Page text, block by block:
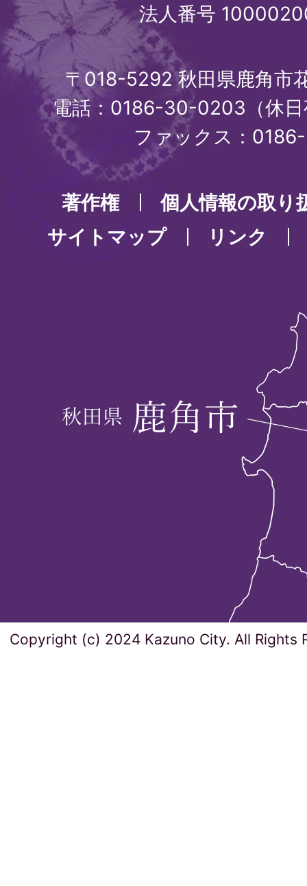
法人番号
〒018-5292 秋田県鹿角市
電話：0186-30-0203（休
ファックス：
著作権
個人情報の取り
サイトマップ
リンク
Copyright (c) 2024 Kazuno City. All Rights